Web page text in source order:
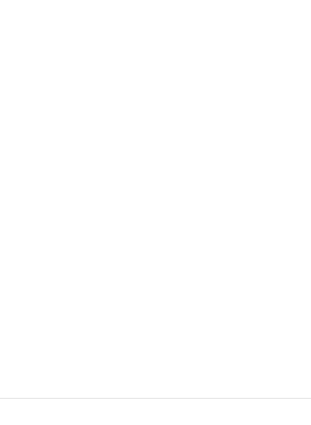
«МЕДСИ СЕГОДНЯ»